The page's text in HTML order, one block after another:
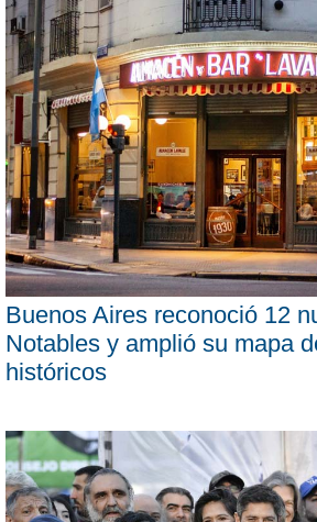
Buenos Aires reconoció 12
Notables y amplió su mapa
históricos